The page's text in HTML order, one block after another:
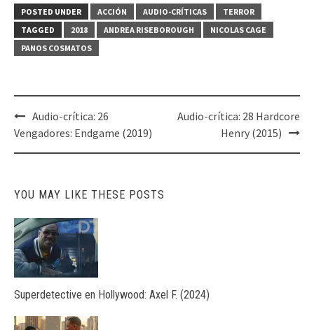
POSTED UNDER ACCIÓN AUDIO-CRÍTICAS
TERROR
TAGGED
2018 ANDREA RISEBOROUGH
NICOLAS CAGE
PANOS COSMATOS
Post
navigation
Audio-crítica: 26
Vengadores: Endgame (2019)
Audio-crítica: 28 Hardcore
Henry (2015)
YOU MAY LIKE THESE POSTS
Superdetective en Hollywood: Axel F. (2024)